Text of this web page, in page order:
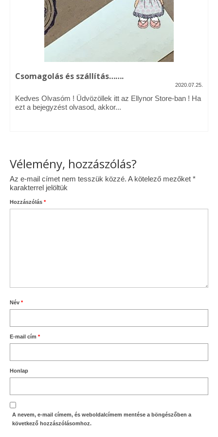
Vásárok, ahol velem is találkozhattál…
Alapanyagok, kellékek
Ellynor története
Adatkezelési tájékoztató
Csomagolás és szállítás…….
2020.07.25.
Kedves Olvasóm ! Üdvözöllek itt az Ellynor Store-ban ! Ha
ezt a bejegyzést olvasod, akkor...
Vélemény, hozzászólás?
Az e-mail címet nem tesszük közzé. A kötelező mezőket *
karakterrel jelöltük
Hozzászólás *
Név *
E-mail cím *
Honlap
A nevem, e-mail címem, és weboldalcímem mentése a böngészőben a
következő hozzászólásomhoz.